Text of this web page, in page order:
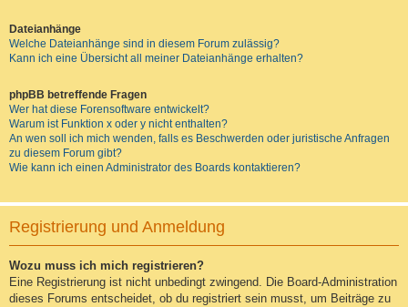
Dateianhänge
Welche Dateianhänge sind in diesem Forum zulässig?
Kann ich eine Übersicht all meiner Dateianhänge erhalten?
phpBB betreffende Fragen
Wer hat diese Forensoftware entwickelt?
Warum ist Funktion x oder y nicht enthalten?
An wen soll ich mich wenden, falls es Beschwerden oder juristische Anfragen
zu diesem Forum gibt?
Wie kann ich einen Administrator des Boards kontaktieren?
Registrierung und Anmeldung
Wozu muss ich mich registrieren?
Eine Registrierung ist nicht unbedingt zwingend. Die Board-Administration
dieses Forums entscheidet, ob du registriert sein musst, um Beiträge zu